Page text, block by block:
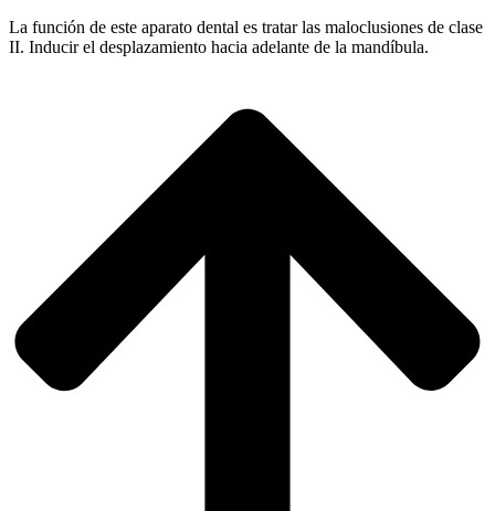
La función de este aparato dental es tratar las maloclusiones de clase
II. Inducir el desplazamiento hacia adelante de la mandíbula.